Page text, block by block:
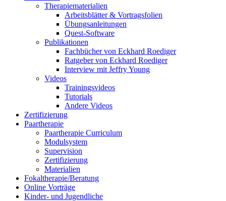
Therapiematerialien
Arbeitsblätter & Vortragsfolien
Übungsanleitungen
Quest-Software
Publikationen
Fachbücher von Eckhard Roediger
Ratgeber von Eckhard Roediger
Interview mit Jeffry Young
Videos
Trainingsvideos
Tutorials
Andere Videos
Zertifizierung
Paartherapie
Paartherapie Curriculum
Modulsystem
Supervision
Zertifizierung
Materialien
Fokaltherapie/Beratung
Online Vorträge
Kinder- und Jugendliche